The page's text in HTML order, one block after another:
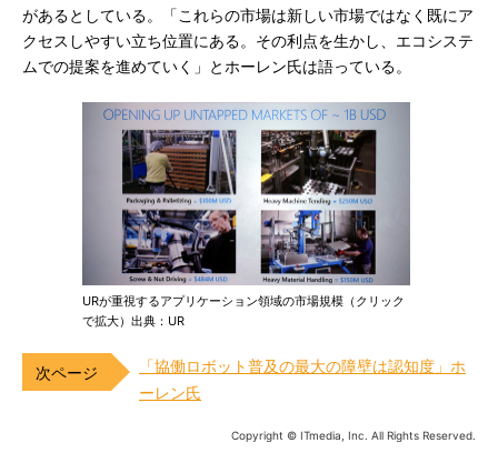
があるとしている。「これらの市場は新しい市場ではなく既にア
クセスしやすい立ち位置にある。その利点を生かし、エコシステ
ムでの提案を進めていく」とホーレン氏は語っている。
URが重視するアプリケーション領域の市場規模（クリック
で拡大）出典：UR
「協働ロボット普及の最大の障壁は認知度」ホ
ーレン氏
Copyright © ITmedia, Inc. All Rights Reserved.